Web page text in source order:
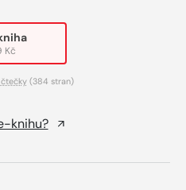
Kč
čtečky(384 stran)
knihu?